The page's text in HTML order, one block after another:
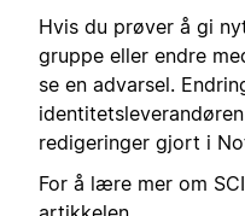
Hvis du prøver å gi
gruppe eller endre
se en advarsel.
redigeringer gjort i
For å lære mer om